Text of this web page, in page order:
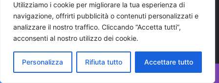
Utilizziamo i cookie per migliorare la tua esperienza di
navigazione, offrirti pubblicità o contenuti personalizzati e
analizzare il nostro traffico. Cliccando “Accetta tutti”,
acconsenti al nostro utilizzo dei cookie.
Personalizza Rifiuta tutto Accettare tutto
urbanistica locale
Valle d'Itria
viaggi
VIAGGIARE IN PUGLIA
violenza